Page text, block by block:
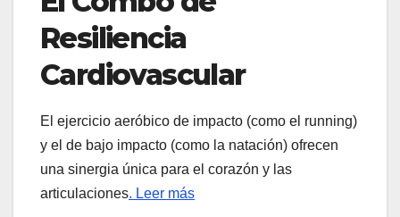
Resiliencia
Cardiovascular
El ejercicio aeróbico de impacto (como el running)
y el de bajo impacto (como la natación) ofrecen
una sinergia única para el corazón y las
articulaciones. Leer más